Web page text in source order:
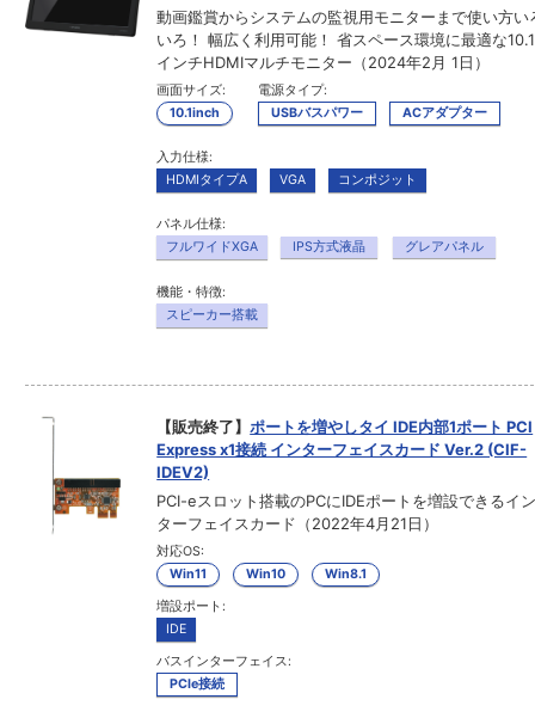
動画鑑賞からシステムの監視用モニターまで使い方い
いろ！ 幅広く利用可能！ 省スペース環境に最適な10.1
インチHDMIマルチモニター（2024年2月 1日）
画面サイズ:
10.1inch
電源タイプ:
USBバスパワー
ACアダプター
入力仕様:
HDMIタイプA
VGA コンポジット
パネル仕様:
フルワイドXGA
IPS方式液晶 グレアパネル
機能・特徴:
スピーカー搭載
【販売終了】ポートを増やしタイ IDE内部1ポート PCI
Express x1接続 インターフェイスカード Ver.2 (CIF-
IDEV2)
PCI-eスロット搭載のPCにIDEポートを増設できるイ
ターフェイスカード（2022年4月21日）
対応OS:
Win11
Win10 Win8.1
増設ポート:
IDE
バスインターフェイス:
PCIe接続